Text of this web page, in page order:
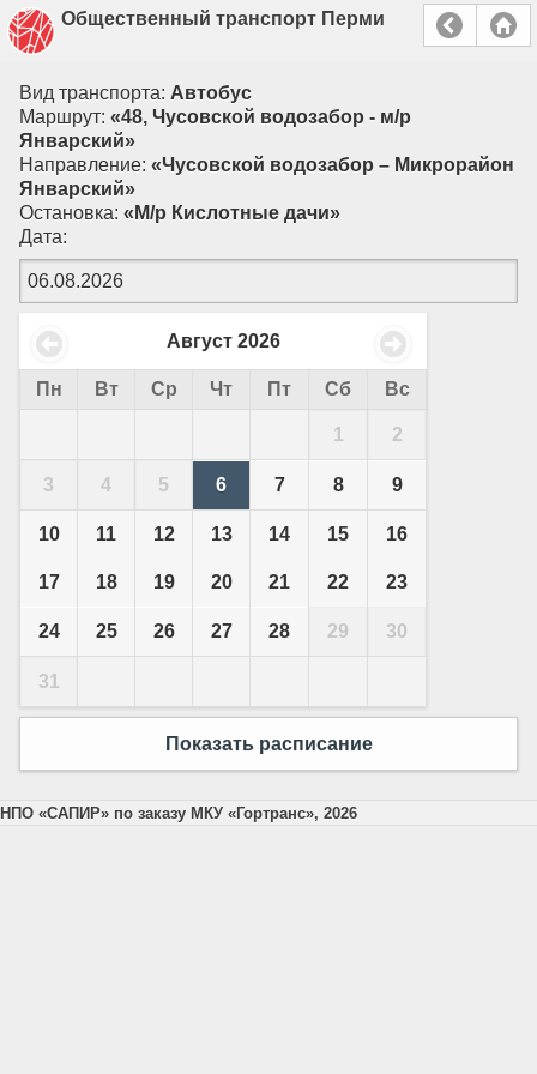
Общественный транспорт Перми
Вид транспорта: Автобус
Маршрут: «48, Чусовской водозабор - м/р
Январский»
Направление: «Чусовской водозабор – Микрорайон
Январский»
Остановка: «М/р Кислотные дачи»
Дата:
Август 2026
Пн Вт Ср Чт Пт Сб Вс
1 2
3 4 5 6 7 8 9
10 11 12 13 14 15 16
17 18 19 20 21 22 23
24 25 26 27 28 29 30
31
Показать расписание
НПО «САПИР» по заказу МКУ «Гортранс», 2026